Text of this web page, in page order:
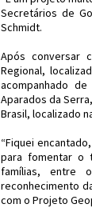
Secretários de
Schmidt.
Após conversar
Regional,
acompanhado
Aparados da
Brasil, localizado
“Fiquei
para fomentar o
famílias, entre
reconhecimento
com o Projeto